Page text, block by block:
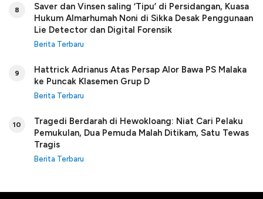
8
Saver dan Vinsen saling ‘Tipu’ di Persidangan, Kuasa
Hukum Almarhumah Noni di Sikka Desak Penggunaan
Lie Detector dan Digital Forensik
Berita Terbaru
9
Hattrick Adrianus Atas Persap Alor Bawa PS Malaka
ke Puncak Klasemen Grup D
Berita Terbaru
10
Tragedi Berdarah di Hewokloang: Niat Cari Pelaku
Pemukulan, Dua Pemuda Malah Ditikam, Satu Tewas
Tragis
Berita Terbaru